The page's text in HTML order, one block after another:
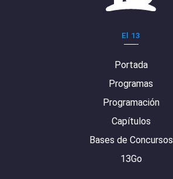
El 13
Portada
Programas
Programación
Capítulos
Bases de Concursos
13Go